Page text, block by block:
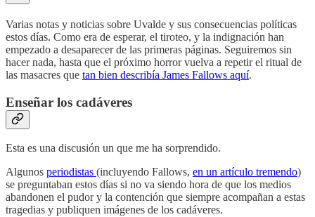
Varias notas y noticias sobre Uvalde y sus consecuencias políticas
estos días. Como era de esperar, el tiroteo, y la indignación han
empezado a desaparecer de las primeras páginas. Seguiremos sin
hacer nada, hasta que el próximo horror vuelva a repetir el ritual de
las masacres que tan bien describía James Fallows aquí.
Enseñar los cadáveres
Esta es una discusión un que me ha sorprendido.
Algunos periodistas (incluyendo Fallows, en un artículo tremendo)
se preguntaban estos días si no va siendo hora de que los medios
abandonen el pudor y la contención que siempre acompañan a estas
tragedias y publiquen imágenes de los cadáveres.